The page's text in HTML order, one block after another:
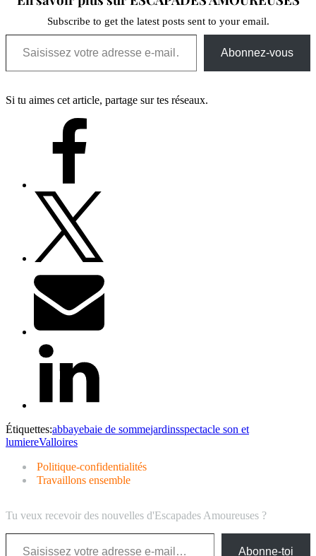
Subscribe to get the latest posts sent to your email.
Abonnez-vous
Si tu aimes cet article, partage sur tes réseaux.
Étiquettes:abbayebaie de sommejardinsspectacle son et
lumiereValloires
Politique-confidentialités
Travaillons ensemble
Tu veux recevoir des nouvelles d'Escapades Amoureuses ?
Abonne-toi